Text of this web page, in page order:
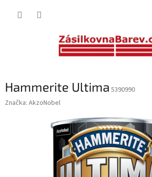
Hammerite Ultima 5390990
Značka: AkzoNobel